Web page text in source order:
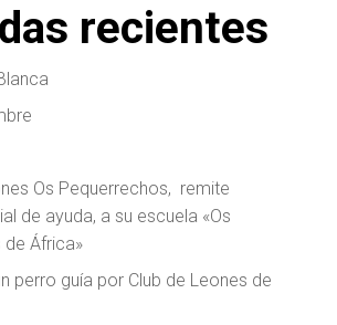
recientes
Os Pequerrechos, remite
de ayuda, a su escuela «Os
África»
perro guía por Club de Leones de